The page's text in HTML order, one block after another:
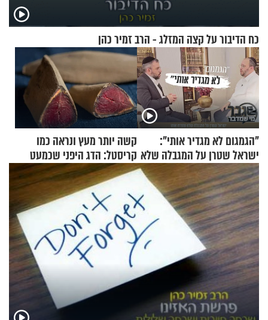
כח הדיבור על קצה המזלג - הרב זמיר כהן
"הגמגום לא מגדיר אותי":
ישראל שטרן על המגבלה שלא
עוצרת אותו
קשה יותר מעץ ונראה כמו
קריסטל: הדג היפני שכמעט
בלתי אפשרי לחתוך